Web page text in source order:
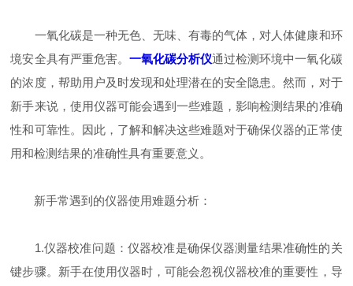
一氧化碳是一种无色、无味、有毒的气体，对人体健康和环
境安全具有严重危害。 一氧化碳分析仪通过检测环境中一氧化碳
的浓度，帮助用户及时发现和处理潜在的安全隐患。然而，对于
新手来说，使用仪器可能会遇到一些难题，影响检测结果的准确
性和可靠性。因此，了解和解决这些难题对于确保仪器的正常使
用和检测结果的准确性具有重要意义。
新手常遇到的仪器使用难题分析：
1.仪器校准问题：仪器校准是确保仪器测量结果准确性的关
键步骤。新手在使用仪器时，可能会忽视仪器校准的重要性，导